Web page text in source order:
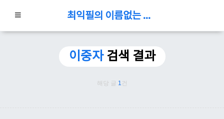
최익필의 이름없는 블로그
이중자 검색 결과
해당 글 1 건